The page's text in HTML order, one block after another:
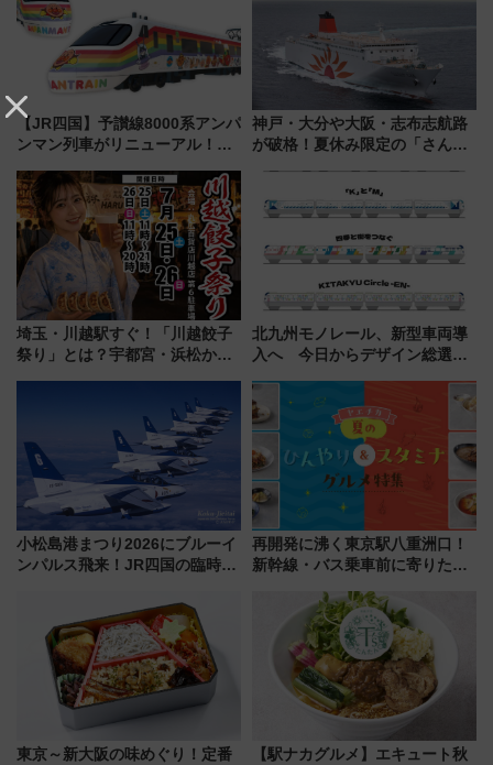
【JR四国】予讃線8000系アンパ
ンマン列車がリニューアル！内
今年12月
神戸・大分や大阪・志布志航路
が破格！夏休み限定の「さんふ
ート 夕朝食ビュッフェ付きで
快適な船旅はいかが？
埼玉・川越駅すぐ！「川越餃子
祭り」とは？宇都宮・浜松から
北九州モノレール、新型車両導
入へ 今日からデザイン総選挙
小松島港まつり2026にブルーイ
ンパルス飛来！JR四国の臨時ダ
再開発に沸く東京駅八重洲口！
新幹線・バス乗車前に寄りたい
やり＆スタミナグルメ」6選【新
店舗も！】
東京～新大阪の味めぐり！定番
【駅ナカグルメ】エキュート秋